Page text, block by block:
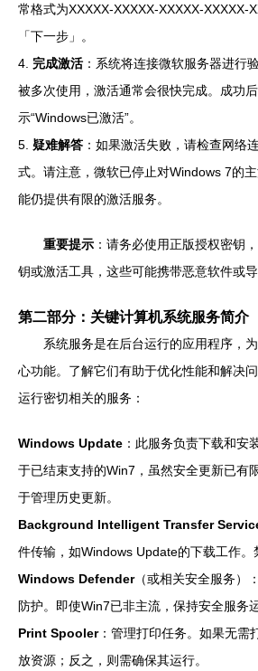
常格式为XXXXX-XXXXX-XXXXX-XXXXX-
「下一步」。
4. 完成激活 ：系统将连接微软服务器进行
被多次使用，激活通常会很快完成。成功
示“Windows已激活”。
5. 疑难解答 ：如果激活失败，请检查网络
式。请注意，微软已停止对Windows 7的
能仍提供有限的激活服务。
重要提示 ：请务必使用正版授权密钥
钥或激活工具，这些可能携带恶意软件或导
第二部分：关键计算机系统服务简介
系统服务是在后台运行的应用程序，
心功能。了解它们有助于优化性能和解决
运行密切相关的服务：
Windows Update ：此服务负责下载和安
于已结束支持的Win7，虽然安全更新已有
于管理历史更新。
Background Intelligent Transfer
件传输，如Windows Update的下载工作。
Windows Defender（或相关安全服务）
防护。即使Win7已非主流，保持安全服务
Print Spooler：管理打印任务。如果无需
放资源；反之，则需确保其运行。